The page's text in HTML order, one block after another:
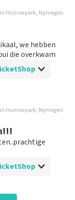
in Hunnerpark, Nijmegen
we hebben
die overkwam
in Hunnerpark, Nijmegen